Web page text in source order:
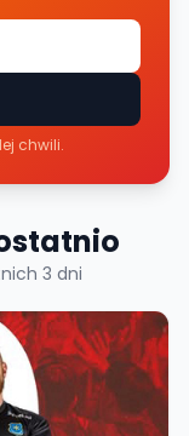
chwili.
3 dni